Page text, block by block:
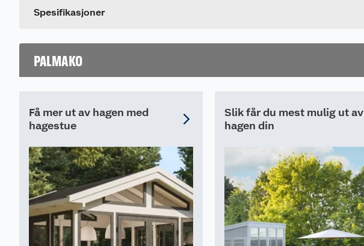
Spesifikasjoner
PALMAKO
Få mer ut av hagen med
hagestue
Slik får du mest mulig ut av
hagen din